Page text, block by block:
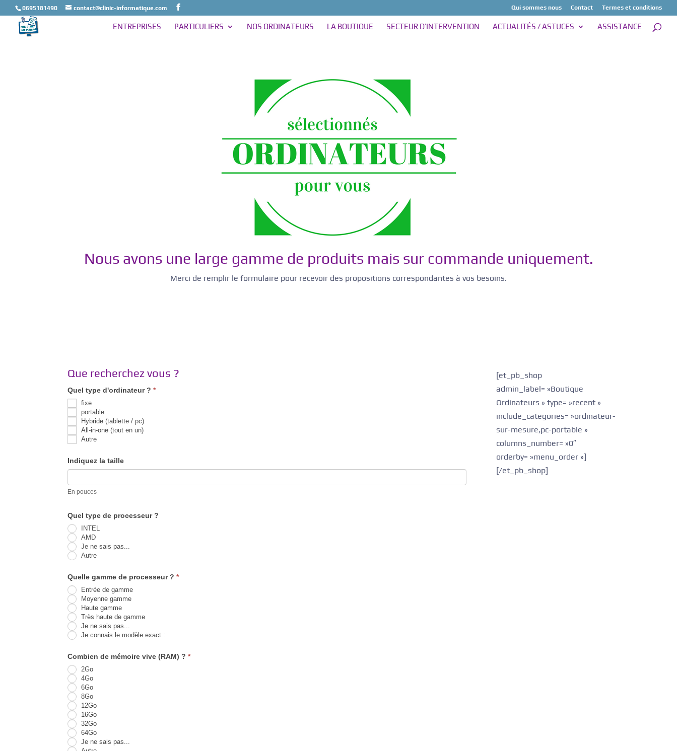
0695181490 contact@clinic-informatique.com Qui sommes nous Contact Termes et conditions
ENTREPRISES PARTICULIERS NOS ORDINATEURS LA BOUTIQUE SECTEUR D’INTERVENTION ACTUALITÉS / ASTUCES ASSISTANCE
Nous avons une large gamme de produits mais sur commande uniquement.
Merci de remplir le formulaire pour recevoir des propositions correspondantes à vos besoins.
Que recherchez vous ?
Quel type d'ordinateur ?*
fixe
portable
Hybride (tablette / pc)
All-in-one (tout en un)
Autre
Indiquez la taille
En pouces
Quel type de processeur ?
INTEL
AMD
Je ne sais pas...
Autre
Quelle gamme de processeur ?*
Entrée de gamme
Moyenne gamme
Haute gamme
Très haute de gamme
Je ne sais pas...
Je connais le modèle exact :
le
modèle
exact
Combien de mémoire vive (RAM) ?*
2Go
4Go
6Go
8Go
12Go
16Go
32Go
64Go
Je ne sais pas...
[et_pb_shop
admin_label= »Boutique
Ordinateurs » type= »recent »
include_categories= »ordinateur-
sur-mesure,pc-portable »
columns_number= »0″
orderby= »menu_order »]
[/et_pb_shop]